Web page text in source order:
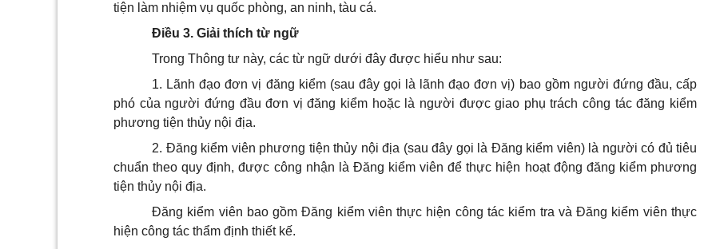
tiện làm nhiệm vụ quốc phòng, an ninh, tàu cá.
Điều 3. Giải thích từ ngữ
Trong Thông tư này, các từ ngữ dưới đây được hiểu như sau:
1. Lãnh đạo đơn vị đăng kiểm (sau đây gọi là lãnh đạo đơn vị) bao gồm người đứng đầu, cấp
phó của người đứng đầu đơn vị đăng kiểm hoặc là người được giao phụ trách công tác đăng kiểm
phương tiện thủy nội địa.
2. Đăng kiểm viên phương tiện thủy nội địa (sau đây gọi là Đăng kiểm viên) là người có đủ tiêu
chuẩn theo quy định, được công nhận là Đăng kiểm viên để thực hiện hoạt động đăng kiểm phương
tiện thủy nội địa.
Đăng kiểm viên bao gồm Đăng kiểm viên thực hiện công tác kiểm tra và Đăng kiểm viên thực
hiện công tác thẩm định thiết kế.